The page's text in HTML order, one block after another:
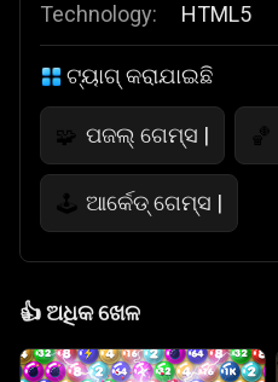
Technology:
HTML5
ଟ୍ୟାଗ୍ କରାଯାଇଛି
🧩 ପଜଲ୍ ଗେମ୍ସ | 🏀
🕹️ ଆର୍କେଡ୍ ଗେମ୍ସ |
👍ଅଧିକ ଖେଳ